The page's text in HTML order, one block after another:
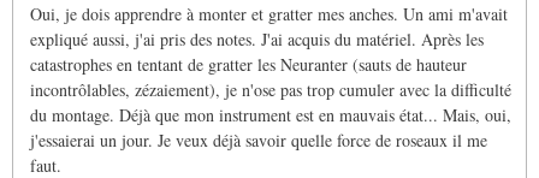
Oui, je dois apprendre à monter et gratter mes anches. Un ami m'avait
expliqué aussi, j'ai pris des notes. J'ai acquis du matériel. Après les
catastrophes en tentant de gratter les Neuranter (sauts de hauteur
incontrôlables, zézaiement), je n'ose pas trop cumuler avec la difficulté
du montage. Déjà que mon instrument est en mauvais état... Mais, oui,
j'essaierai un jour. Je veux déjà savoir quelle force de roseaux il me
faut.